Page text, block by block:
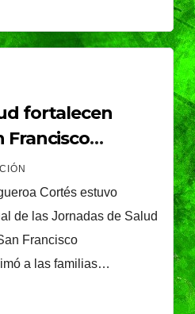
fortalecen
Francisco
Cortés estuvo
de las Jornadas de Salud
Francisco
a las familias…